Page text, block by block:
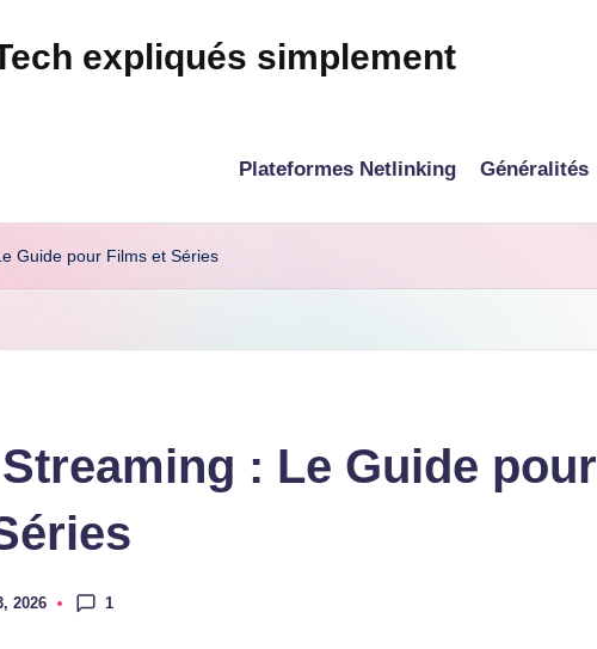
expliqués simplement
Plateformes Netlinking Généralités
Guide pour Films et Séries
: Le Guide pour
2026 1